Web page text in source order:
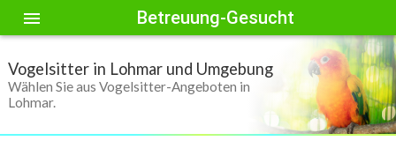
menu Betreuung-Gesucht
Vogelsitter in Lohmar und Umgebung
Wählen Sie aus Vogelsitter-Angeboten in
Lohmar.